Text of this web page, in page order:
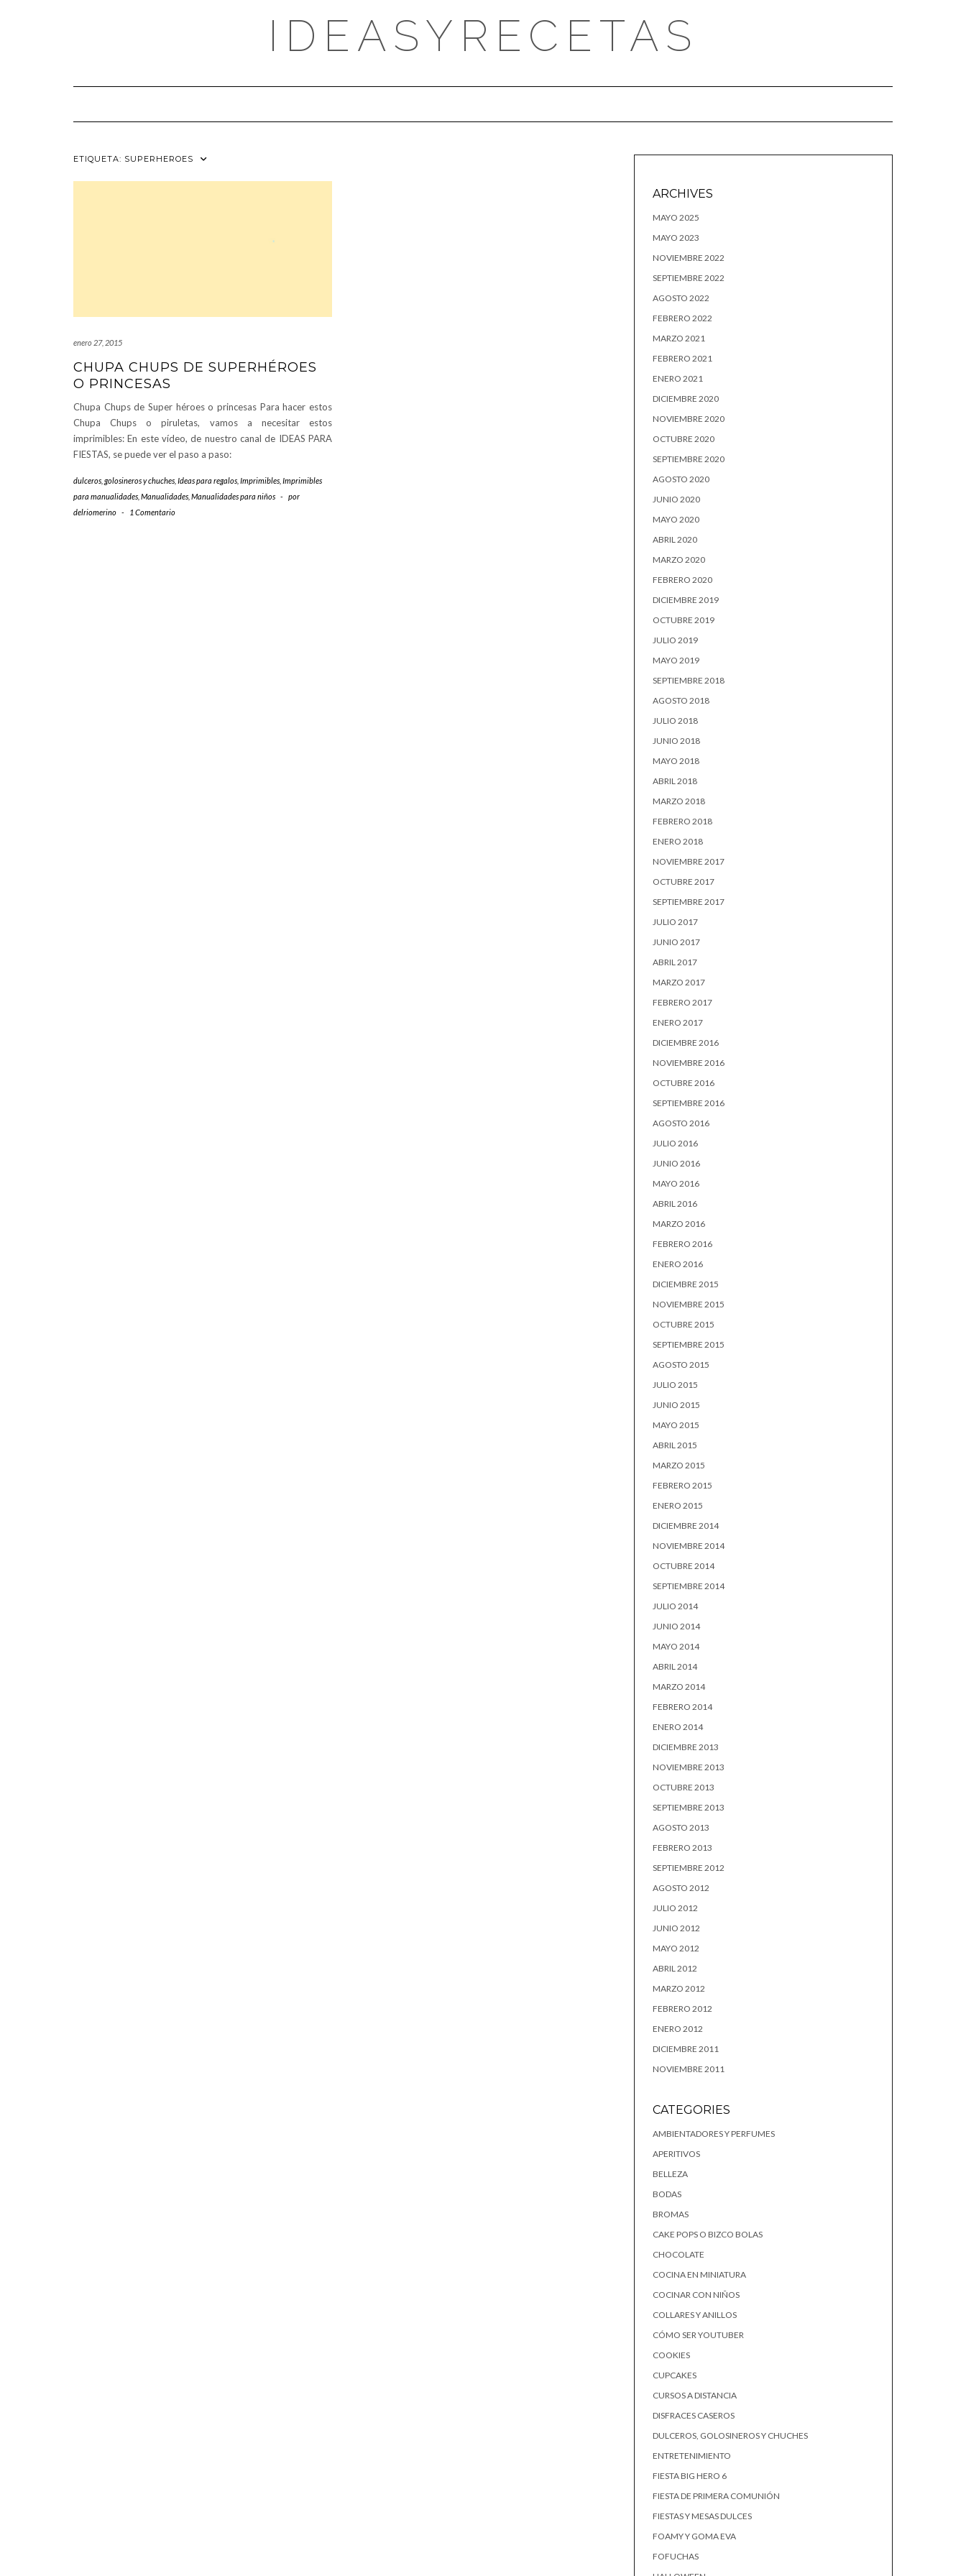
IDEASYRECETAS
ETIQUETA: SUPERHEROES
enero 27, 2015
CHUPA CHUPS DE SUPERHÉROES
O PRINCESAS
Chupa Chups de Super héroes o princesas Para hacer estos
Chupa Chups o piruletas, vamos a necesitar estos
imprimibles: En este vídeo, de nuestro canal de IDEAS PARA
FIESTAS, se puede ver el paso a paso:
dulceros, golosineros y chuches Ideas para regalos Imprimibles Imprimibles
para manualidades Manualidades Manualidades para niños -
por
delriomerino - 1 Comentario
ARCHIVES
MAYO 2025
MAYO 2023
NOVIEMBRE 2022
SEPTIEMBRE 2022
AGOSTO 2022
FEBRERO 2022
MARZO 2021
FEBRERO 2021
ENERO 2021
DICIEMBRE 2020
NOVIEMBRE 2020
OCTUBRE 2020
SEPTIEMBRE 2020
AGOSTO 2020
JUNIO 2020
MAYO 2020
ABRIL 2020
MARZO 2020
FEBRERO 2020
DICIEMBRE 2019
OCTUBRE 2019
JULIO 2019
MAYO 2019
SEPTIEMBRE 2018
AGOSTO 2018
JULIO 2018
JUNIO 2018
MAYO 2018
ABRIL 2018
MARZO 2018
FEBRERO 2018
ENERO 2018
NOVIEMBRE 2017
OCTUBRE 2017
SEPTIEMBRE 2017
JULIO 2017
JUNIO 2017
ABRIL 2017
MARZO 2017
FEBRERO 2017
ENERO 2017
DICIEMBRE 2016
NOVIEMBRE 2016
OCTUBRE 2016
SEPTIEMBRE 2016
AGOSTO 2016
JULIO 2016
JUNIO 2016
MAYO 2016
ABRIL 2016
MARZO 2016
FEBRERO 2016
ENERO 2016
DICIEMBRE 2015
NOVIEMBRE 2015
OCTUBRE 2015
SEPTIEMBRE 2015
AGOSTO 2015
JULIO 2015
JUNIO 2015
MAYO 2015
ABRIL 2015
MARZO 2015
FEBRERO 2015
ENERO 2015
DICIEMBRE 2014
NOVIEMBRE 2014
OCTUBRE 2014
SEPTIEMBRE 2014
JULIO 2014
JUNIO 2014
MAYO 2014
ABRIL 2014
MARZO 2014
FEBRERO 2014
ENERO 2014
DICIEMBRE 2013
NOVIEMBRE 2013
OCTUBRE 2013
SEPTIEMBRE 2013
AGOSTO 2013
FEBRERO 2013
SEPTIEMBRE 2012
AGOSTO 2012
JULIO 2012
JUNIO 2012
MAYO 2012
ABRIL 2012
MARZO 2012
FEBRERO 2012
ENERO 2012
DICIEMBRE 2011
NOVIEMBRE 2011
CATEGORIES
AMBIENTADORES Y PERFUMES
APERITIVOS
BELLEZA
BODAS
BROMAS
CAKE POPS O BIZCO BOLAS
CHOCOLATE
COCINA EN MINIATURA
COCINAR CON NIÑOS
COLLARES Y ANILLOS
CÓMO SER YOUTUBER
COOKIES
CUPCAKES
CURSOS A DISTANCIA
DISFRACES CASEROS
DULCEROS, GOLOSINEROS Y CHUCHES
ENTRETENIMIENTO
FIESTA BIG HERO 6
FIESTA DE PRIMERA COMUNIÓN
FIESTAS Y MESAS DULCES
FOAMY Y GOMA EVA
FOFUCHAS